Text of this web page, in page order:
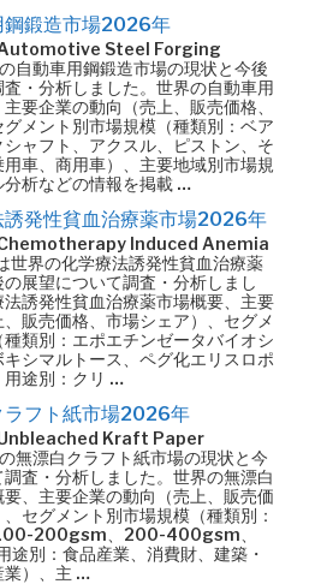
鋼鍛造市場2026年
Automotive Steel Forging
自動車用鋼鍛造市場の現状と今後
・分析しました。世界の自動車用
要企業の動向（売上、販売価格、
メント別市場規模（種類別：ベア
シャフト、アクスル、ピストン、そ
車、商用車）、主要地域別市場規
分析などの情報を掲載 …
誘発性貧血治療薬市場2026年
Induced Anemia
界の化学療法誘発性貧血治療薬
展望について調査・分析しまし
誘発性貧血治療薬市場概要、主要
販売価格、市場シェア）、セグメ
類別：エポエチンゼータバイオシ
キシマルトース、ペグ化エリスロポ
用途別：クリ …
ラフト紙市場2026年
Kraft Paper
無漂白クラフト紙市場の現状と今
査・分析しました。世界の無漂白
、主要企業の動向（売上、販売価
セグメント別市場規模（種類別：
200gsm、200-400gsm、
別：食品産業、消費財、建築・
業）、主 …